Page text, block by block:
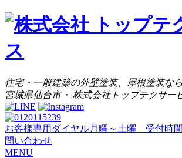
住宅・一般建築の外壁塗装、屋根塗装なら
宮城県仙台市・ 株式会社トップテクサー
お客様専用ダイヤル月曜～土曜 受付時間
問い合わせ
MENU